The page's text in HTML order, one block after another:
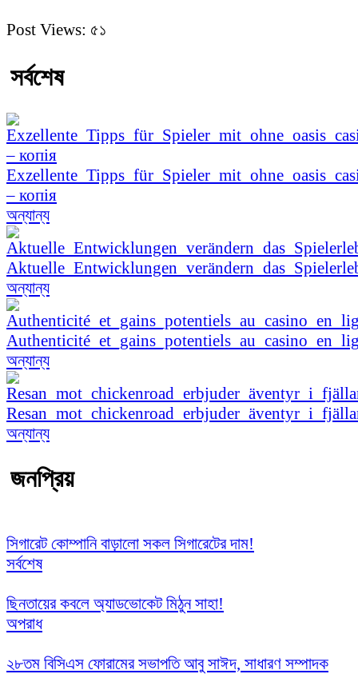
Post Views: ৫১
সর্বশেষ
– копія
অন্যান্য
অন্যান্য
অন্যান্য
অন্যান্য
জনপ্রিয়
সিগারেট কোম্পানি বাড়ালো সকল সিগারেটের দাম!
সর্বশেষ
ছিনতায়ের কবলে অ্যাডভোকেট মিঠুন সাহা!
অপরাধ
২৮তম বিসিএস ফোরামের সভাপতি আবু সাঈদ, সাধারণ সম্পাদক